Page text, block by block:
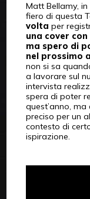
Matt Bellamy,
fiero di questa
volta per
una cover
ma spero di
nel prossimo
non si sa
a lavorare sul
intervista
spera di poter
quest’anno,
preciso per un
contesto di
ispirazione.